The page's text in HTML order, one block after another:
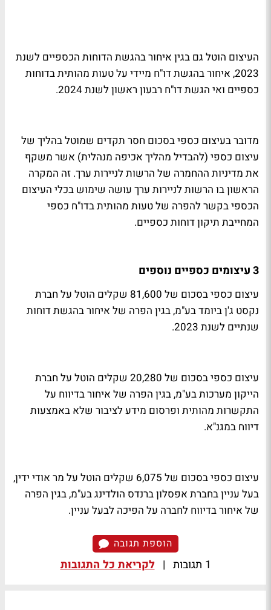
העיצום הוטל גם בגין איחור בהגשת הדוחות הכספיים לשנת
2023, איחור בהגשת דו"ח מיידי על טעות מהותית בדוחות
כספיים ואי הגשת דו"ח רבעון ראשון לשנת 2024.
מדובר בעיצום כספי בסכום חסר תקדים שמוטל בהליך של
עיצום כספי (להבדיל מהליך אכיפה מנהלית) אשר משקף
את מדיניות ההחמרה של הרשות לניירות ערך. זה המקרה
הראשון בו הרשות לניירות ערך עושה שימוש בכלי העיצום
הכספי בקשר להפרה של טעות מהותית בדו"ח כספי
המחייבת תיקון דוחות כספיים.
3 עיצומים כספיים נוספים
עיצום כספי בסכום של 81,600 שקלים הוטל על חברת
נקסט ג'ן ביומד בע"מ, בגין הפרה של איחור בהגשת דוחות
שנתיים לשנת 2023.
עיצום כספי בסכום של 20,280 שקלים הוטל על חברת
הייקון מערכות בע"מ, בגין הפרה של איחור בדיווח על
התקשרות מהותית ופרסום מידע לציבור שלא באמצעות
דיווח במגנ"א.
עיצום כספי בסכום של 6,075 שקלים הוטל על מר אודי ידין,
בעל עניין בחברת אפסלון ברנדס הולדינג בע"מ, בגין הפרה
של איחור בדיווח לחברה על הפיכה לבעל עניין.
הוספת תגובה
1 תגובות | לקריאת כל התגובות